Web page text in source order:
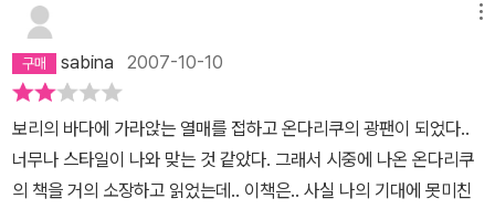
sabina 2007-10-10
보리의 바다에 가라앉는 열매를 접하고 온다리쿠의 광팬이 되었다..
너무나 스타일이 나와 맞는 것 같았다. 그래서 시중에 나온 온다리쿠
의 책을 거의 소장하고 읽었는데.. 이책은.. 사실 나의 기대에 못미친